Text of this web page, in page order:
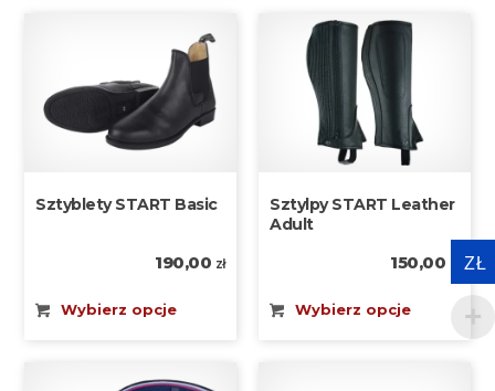
Sztyblety START Basic
190,00 zł
Wybierz opcje
Sztylpy START Leather
Adult
150,00
Wybierz opcje
ZŁ